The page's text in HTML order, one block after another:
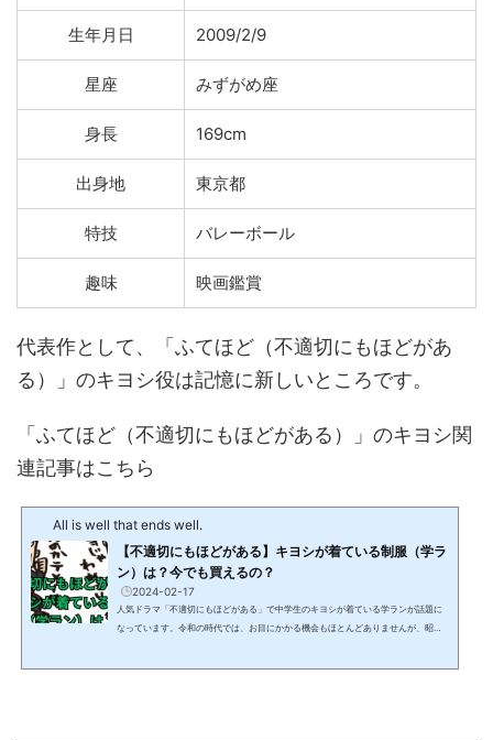
生年月日 2009/2/9
星座 みずがめ座
身長 169cm
出身地 東京都
特技 バレーボール
趣味 映画鑑賞
代表作として、「ふてほど（不適切にもほどがあ
る）」のキヨシ役は記憶に新しいところです。
「ふてほど（不適切にもほどがある）」のキヨシ関
連記事はこちら
All is well that ends well.
【不適切にもほどがある】キヨシが着ている制服（学ラ
ン）は？今でも買えるの？
2024-02-17
人気ドラマ「不適切にもほどがある」で中学生のキヨシが着ている学ランが話題に
なっています。令和の時代では、お目にかかる機会もほとんどありませんが、昭和